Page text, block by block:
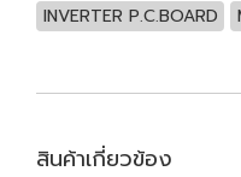
INVERTER P.C.BOARD
สินค้าเกี่ยวข้อง